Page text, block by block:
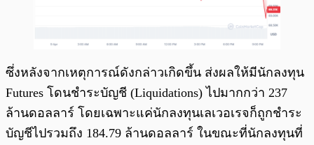
ซึ่งหลังจากเหตุการณ์ดังกล่าวเกิดขึ้น ส่งผลให้มีนักลงทุน
Futures โดนชำระบัญชี (Liquidations) ไปมากกว่า 237
ล้านดอลลาร์ โดยเฉพาะแค่นักลงทุนเลเวอเรจก็ถูกชำระ
บัญชีไปรวมถึง 184.79 ล้านดอลลาร์ ในขณะที่นักลงทุนที่